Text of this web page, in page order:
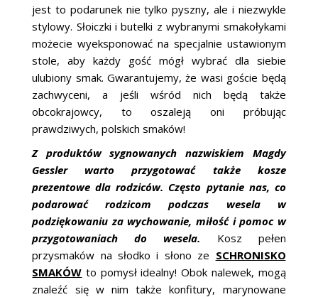
jest to podarunek nie tylko pyszny, ale i niezwykle
stylowy. Słoiczki i butelki z wybranymi smakołykami
możecie wyeksponować na specjalnie ustawionym
stole, aby każdy gość mógł wybrać dla siebie
ulubiony smak. Gwarantujemy, że wasi goście będą
zachwyceni, a jeśli wśród nich będą także
obcokrajowcy, to oszaleją oni próbując
prawdziwych, polskich smaków!
Z produktów sygnowanych nazwiskiem Magdy
Gessler warto przygotować także kosze
prezentowe dla rodziców. Często pytanie nas, co
podarować rodzicom podczas wesela w
podziękowaniu za wychowanie, miłość i pomoc w
przygotowaniach do wesela. Kosz pełen
przysmaków na słodko i słono ze SCHRONISKO
SMAKÓW to pomysł idealny! Obok nalewek, mogą
znaleźć się w nim także konfitury, marynowane